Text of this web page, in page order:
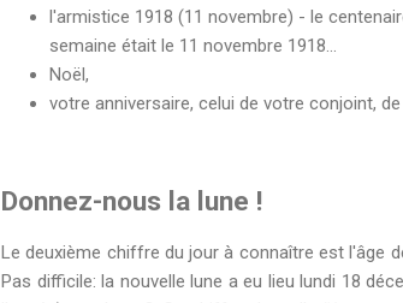
l'armistice 1918 (11 novembre) - le
semaine était le 11 novembre 1918...
Noël,
votre anniversaire, celui de votre conjoint,
Donnez-nous la lune !
Le deuxième chiffre du jour à connaître est l'âge
Pas difficile: la nouvelle lune a eu lieu lundi 18